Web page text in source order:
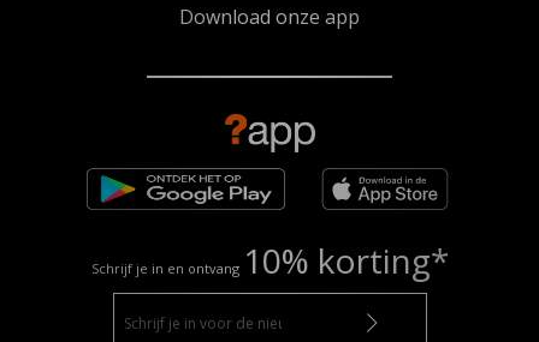
Download onze app
Schrijf je in en ontvang 10% korting*